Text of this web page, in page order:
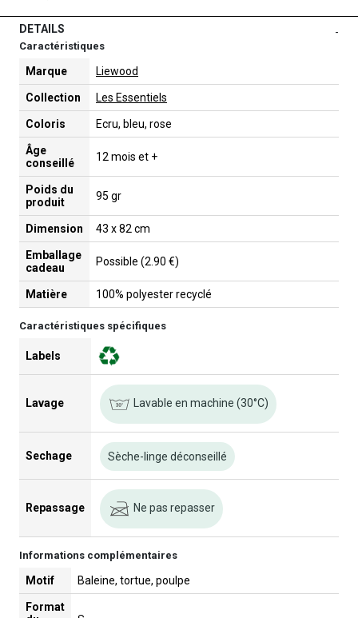
DETAILS -
Caractéristiques
Marque Liewood
Collection Les Essentiels
Coloris Ecru, bleu, rose
Âge
conseillé
12 mois et +
Poids du
produit
95 gr
Dimension 43 x 82 cm
Emballage
cadeau
Possible (2.90 €)
Matière 100% polyester recyclé
Caractéristiques spécifiques
Labels
Lavage Lavable en machine (30°C)
Sechage Sèche-linge déconseillé
Repassage Ne pas repasser
Informations complémentaires
Motif Baleine, tortue, poulpe
Format